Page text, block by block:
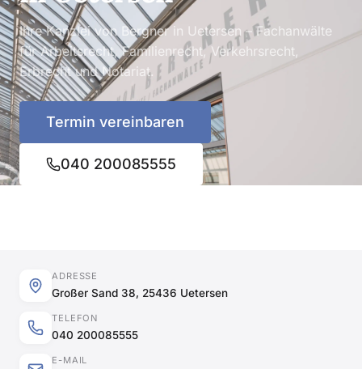
Ihre Kanzlei von Bergner in Uetersen – Fachanwälte
für Arbeitsrecht, Familienrecht, Verkehrsrecht,
Erbrecht und Notariat.
Termin vereinbaren
040 200085555
ADRESSE
Großer Sand 38, 25436 Uetersen
TELEFON
040 200085555
E-MAIL